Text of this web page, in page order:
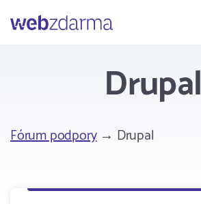
Webzdarma
Drupal
Fórum podpory→ Drupal